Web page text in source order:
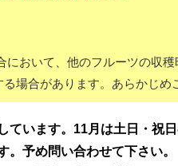
おいて、他のフルーツの収
場合があります。あらかじめ
ています。11月は土日・祝
。予め問い合わせて下さい。